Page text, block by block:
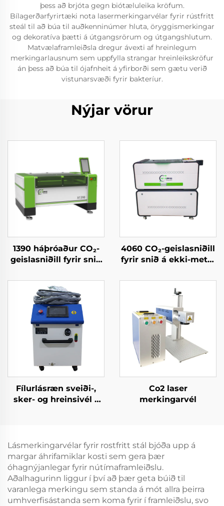
þess að brjóta gegn biótæluleika kröfum.
Bílagerðarfyrirtæki nota lasermerkingarvélar fyrir rústfritt
steál til að búa til auðkenninúmer hluta, öryggismerkingar
og dekoratíva þætti á útgangsrörum og útgangshlutum.
Matvælaframleiðsla dregur ávexti af hreinlegum
merkingarlausnum sem uppfylla strangar hreinleikskröfur
án þess að búa til ójafnheit á yfirborði sem gætu verið
vistunarsvæði fyrir bakteríur.
Nýjar vörur
1390 háþróaður CO₂-
geislasniðill fyrir snið
4060 CO₂-geislasniðill
fyrir snið á ekki-metál
Fílurlásræn sveiði-,
sker- og hreinsivél –
Co2 laser
merkingarvél
Lásmerkingarvélar fyrir rostfritt stál bjóða upp á
margar áhrifamiklar kosti sem gera þær
óhagnýjanlegar fyrir nútímaframleiðslu.
Aðalhagurinn liggur í því að þær geta búið til
varanlega merkingu sem standa á mót allra þeirra
umhverfisástanda sem koma fyrir í framleiðslu, svo